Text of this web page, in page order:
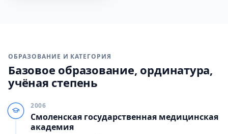
ОБРАЗОВАНИЕ И КАТЕГОРИЯ
Базовое образование, ординатура,
учёная степень
2006
Смоленская государственная медицинская
академия